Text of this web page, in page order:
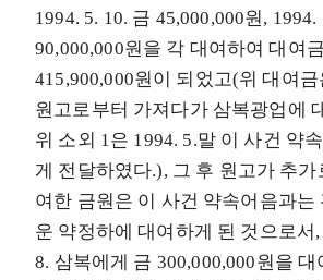
1994. 5. 10. 금 45,000,000원, 1994.
90,000,000원을 각 대여하여 대여
415,900,000원이 되었고(위 대여금
원고로부터 가져다가 삼복광업에
위 소외 1은 1994. 5.말 이 사건 약
게 전달하였다.), 그 후 원고가 추가
여한 금원은 이 사건 약속어음과는
운 약정하에 대여하게 된 것으로서,
8. 삼복에게 금 300,000,000원을 대